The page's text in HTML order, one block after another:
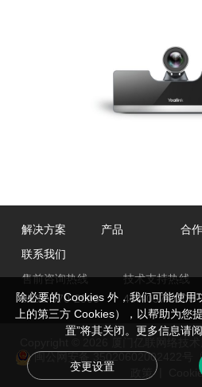
解决方案 产品
合
联系我们
售前咨询热线
0592-570-2000
技术支持热线
400-057-0200
闽公网安备 35020602002422号
政策 |
除必要的 Cookies 外，我们可能使
上的第三方 Cookies），以帮助为您
置”将其关闭。更多信息请
变更设置